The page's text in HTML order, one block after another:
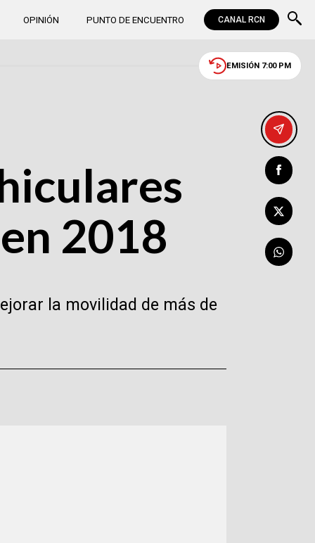
OPINIÓN PUNTO DE ENCUENTRO CANAL RCN
EMISIÓN 7:00 PM
2018
la movilidad de más de